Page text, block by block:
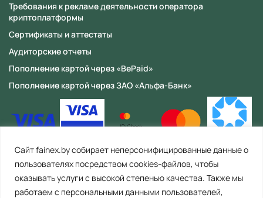
Сайт fainex.by собирает неперсонифицированные данные о
пользователях посредством cookies-файлов, чтобы
оказывать услуги с высокой степенью качества. Также мы
работаем с персональными данными пользователей,
Требования к рекламе деятельности оператора
криптоплатформы
Сертификаты и аттестаты
Аудиторские отчеты
Пополнение картой через «BePaid»
Пополнение картой через ЗАО «Альфа-Банк»
Вопрос
Согласиена обработку персональных данных